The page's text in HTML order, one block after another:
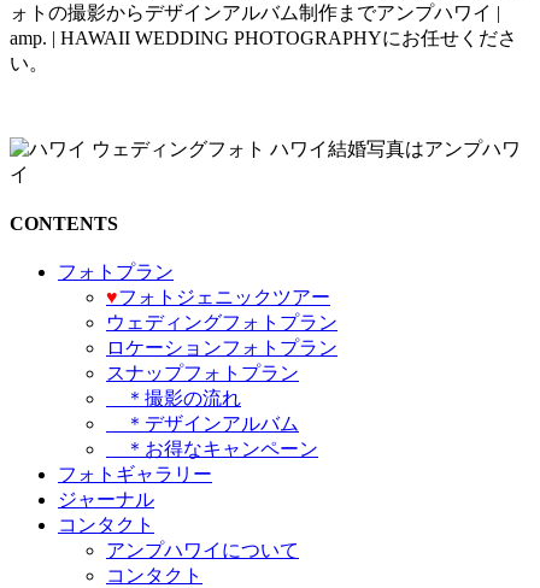
ォトの撮影からデザインアルバム制作までアンプハワイ |
amp. | HAWAII WEDDING PHOTOGRAPHYにお任せくださ
い。
CONTENTS
フォトプラン
♥️フォトジェニックツアー
ウェディングフォトプラン
ロケーションフォトプラン
スナップフォトプラン
＊撮影の流れ
＊デザインアルバム
＊お得なキャンペーン
フォトギャラリー
ジャーナル
コンタクト
アンプハワイについて
コンタクト